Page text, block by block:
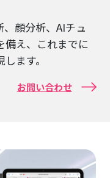
顔分析、AIチュ
備え、これまでに
ます。
お問い合わせ